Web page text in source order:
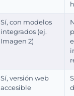
Sí, con modelos
integrados (ej.
Imagen 2)
Sí, versión web
accesible